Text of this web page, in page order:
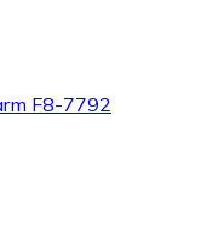
F8-7792